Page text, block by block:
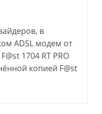
в
ADSL модем от
1704 RT PRO
копией F@st